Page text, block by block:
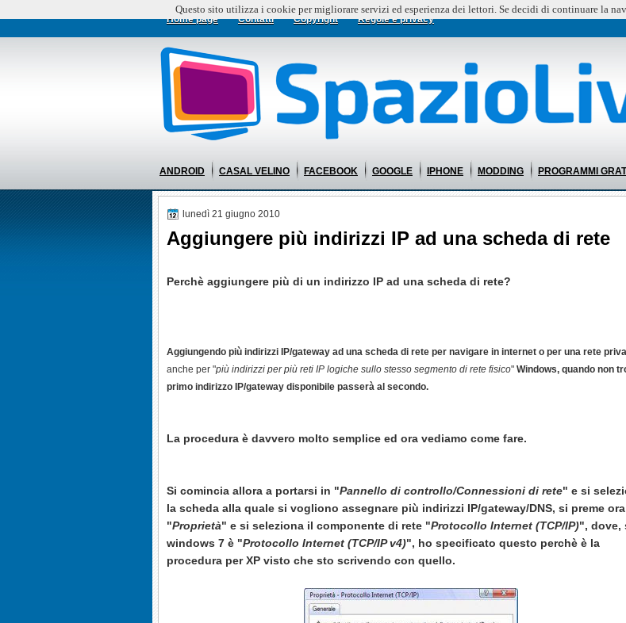
Home page Contatti Copyright Regole e privacy
ANDROID CASAL VELINO FACEBOOK GOOGLE IPHONE MODDING PROGRAMMI
lunedì 21 giugno 2010
Aggiungere più indirizzi IP ad una scheda di rete
Perchè aggiungere più di un indirizzo IP ad una scheda di rete?
Aggiungendo più indirizzi IP/gateway ad una scheda di rete per navigare in internet o per una rete
anche per "più indirizzi per più reti IP logiche sullo stesso segmento di rete fisico" Windows, quando non
primo indirizzo IP/gateway disponibile passerà al secondo.
La procedura è davvero molto semplice ed ora vediamo come fare.
Si comincia allora a portarsi in "Pannello di controllo/Connessioni di rete" e si
la scheda alla quale si vogliono assegnare più indirizzi IP/gateway/DNS, si preme ora
"Proprietà" e si seleziona il componente di rete "Protocollo Internet (TCP/IP)", dove,
windows 7 è "Protocollo Internet (TCP/IP v4)", ho specificato questo perchè è la
procedura per XP visto che sto scrivendo con quello.
Questo sito utilizza i cookie per migliorare servizi ed esperienza dei lettori. Se decidi di continuare la